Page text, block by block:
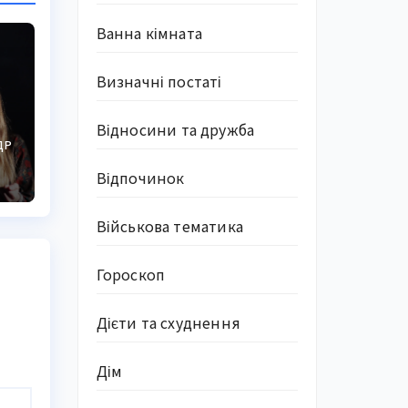
Ванна кімната
Визначні постаті
Відносини та дружба
Відпочинок
Військова тематика
Гороскоп
Дієти та схуднення
Дім